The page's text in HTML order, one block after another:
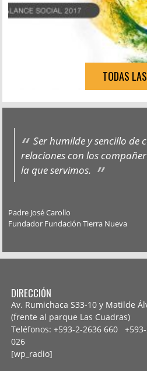
TODAS
Ser humilde y sencillo de
relaciones con los
la que servimos.
Padre José Carollo
Fundador Fundación Tierra Nueva
DIRECCIÓN
Av. Rumichaca S33-10 y Matilde
(frente al parque Las Cuadras)
Teléfonos: +593-2-2636 660
026
[wp_radio]